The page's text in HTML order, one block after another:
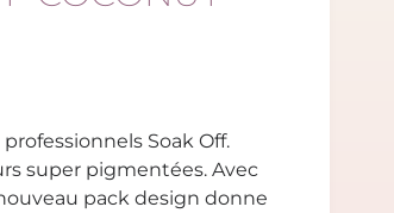
Soak Off.
super pigmentées. Avec
pack design donne